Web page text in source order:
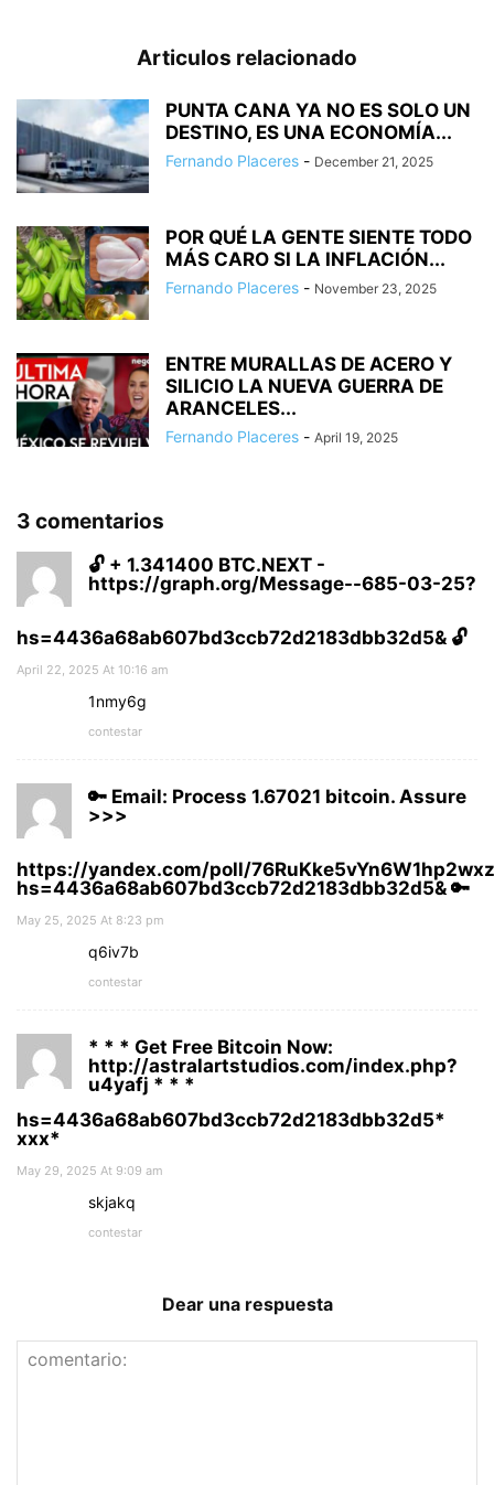
Articulos relacionado
PUNTA CANA YA NO ES SOLO UN
DESTINO, ES UNA ECONOMÍA...
Fernando Placeres - December 21, 2025
POR QUÉ LA GENTE SIENTE TODO
MÁS CARO SI LA INFLACIÓN...
Fernando Placeres - November 23, 2025
ENTRE MURALLAS DE ACERO Y
SILICIO LA NUEVA GUERRA DE
ARANCELES...
Fernando Placeres - April 19, 2025
3 comentarios
🔓 + 1.341400 BTC.NEXT -
https://graph.org/Message--685-03-25?
hs=4436a68ab607bd3ccb72d2183dbb32d5& 🔓
April 22, 2025 At 10:16 am
1nmy6g
contestar
🔑 Email: Process 1.67021 bitcoin. Assure
>>>
https://yandex.com/poll/
hs=4436a68ab607bd3ccb72d2183dbb32d5& 🔑
May 25, 2025 At 8:23 pm
q6iv7b
contestar
* * * Get Free Bitcoin Now:
http://astralartstudios.com/index.php?
u4yafj * * *
hs=4436a68ab607bd3ccb72d2183dbb32d5*
ххх*
May 29, 2025 At 9:09 am
skjakq
contestar
Dear una respuesta